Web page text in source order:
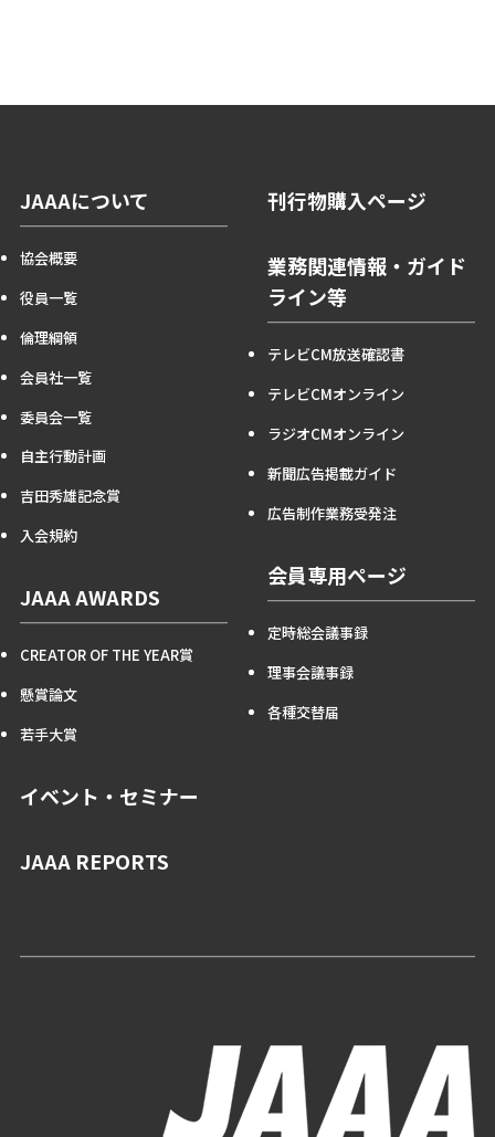
JAAAについて
協会概要
役員一覧
倫理綱領
会員社一覧
委員会一覧
自主行動計画
吉田秀雄記念賞
入会規約
JAAA AWARDS
CREATOR OF THE YEAR賞
懸賞論文
若手大賞
イベント・セミナー
JAAA REPORTS
刊行物購入ページ
業務関連情報・ガイド
ライン等
テレビCM放送確認書
テレビCMオンライン
ラジオCMオンライン
新聞広告掲載ガイド
広告制作業務受発注
会員専用ページ
定時総会議事録
理事会議事録
各種交替届